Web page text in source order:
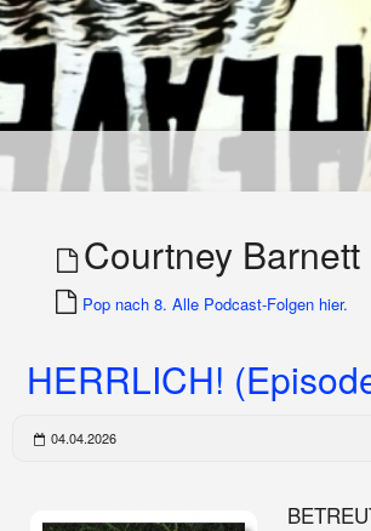
Courtney Barnett
Pop nach 8. Alle Podcast-Folgen hier.
HERRLICH!
04.04.2026